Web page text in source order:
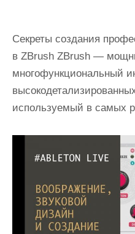
Секреты создания
в ZBrush ZBrush —
многофункциональный
используемый в самых